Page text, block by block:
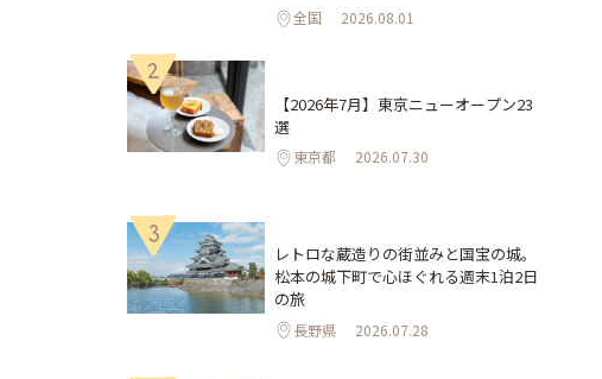
全国 2026.08.01
2
【2026年7月】東京ニューオープン23
選
東京都 2026.07.30
3
レトロな蔵造りの街並みと国宝の城。
松本の城下町で心ほぐれる週末1泊2日
の旅
長野県 2026.07.28